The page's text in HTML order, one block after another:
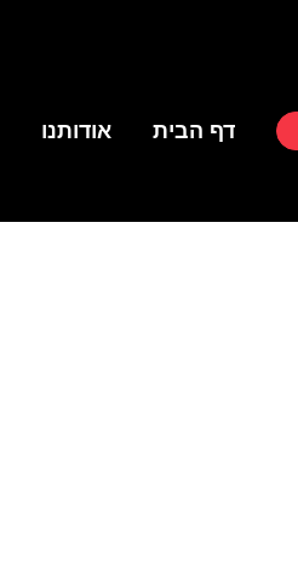
דף הבית אודותנו